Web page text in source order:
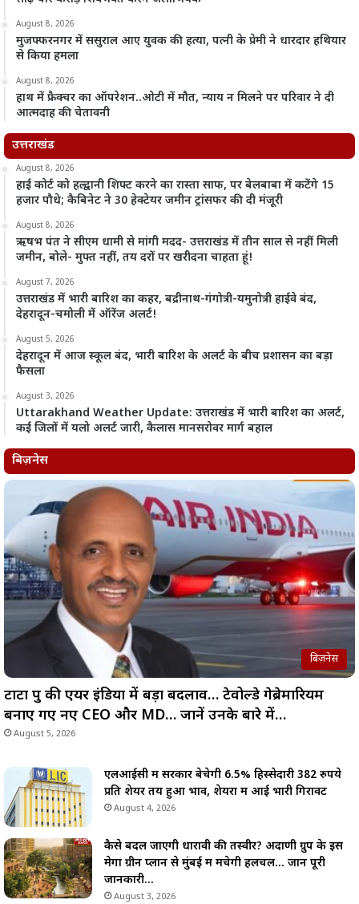
August 8, 2026
मुजफ्फरनगर में ससुराल आए युवक की हत्या, पत्नी के प्रेमी ने धारदार हथियार
से किया हमला
August 8, 2026
हाथ में फ्रैक्चर का ऑपरेशन..ओटी में मौत, न्याय न मिलने पर परिवार ने दी
आत्मदाह की चेतावनी
उत्तराखंड
August 8, 2026
हाई कोर्ट को हल्द्वानी शिफ्ट करने का रास्ता साफ, पर बेलबाबा में कटेंगे 15
हजार पौधे; कैबिनेट ने 30 हेक्टेयर जमीन ट्रांसफर की दी मंजूरी
August 8, 2026
ऋषभ पंत ने सीएम धामी से मांगी मदद- उत्तराखंड में तीन साल से नहीं मिली
जमीन, बोले- मुफ्त नहीं, तय दरों पर खरीदना चाहता हूं!
August 7, 2026
उत्तराखंड में भारी बारिश का कहर, बद्रीनाथ-गंगोत्री-यमुनोत्री हाईवे बंद,
देहरादून-चमोली में ऑरेंज अलर्ट!
August 5, 2026
देहरादून में आज स्कूल बंद, भारी बारिश के अलर्ट के बीच प्रशासन का बड़ा
फैसला
August 3, 2026
Uttarakhand Weather Update: उत्तराखंड में भारी बारिश का अलर्ट,
कई जिलों में यलो अलर्ट जारी, कैलास मानसरोवर मार्ग बहाल
बिज़नेस
बिज़नेस
टाटा ग्रुप की एयर इंडिया में बड़ा बदलाव… टेवोल्डे गेब्रेमारियम
बनाए गए नए CEO और MD… जानें उनके बारे में…
August 5, 2026
एलआईसी में सरकार बेचेगी 6.5% हिस्सेदारी 382 रुपये
प्रति शेयर तय हुआ भाव, शेयरों में आई भारी गिरावट
August 4, 2026
कैसे बदल जाएगी धारावी की तस्वीर? अदाणी ग्रुप के इस
मेगा ग्रीन प्लान से मुंबई में मचेगी हलचल… जानें पूरी
जानकारी…
August 3, 2026